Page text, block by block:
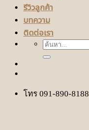
รีวิวลูกค้า
บทความ
ติดต่อเรา
ค้นหา:
โทร 091-890-8188